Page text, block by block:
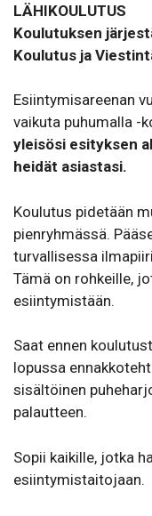
LÄHIKOULUTUS
Koulutuksen
Koulutus ja
Esiintymisareenan
vaikuta puhumalla -
yleisösi esityksen
heidät asiastasi.
Koulutus pidetään
pienryhmässä.
turvallisessa
Tämä on rohkeille,
esiintymistään.
Saat ennen
lopussa
sisältöinen
palautteen.
Sopii kaikille, jotka
esiintymistaitojaan.